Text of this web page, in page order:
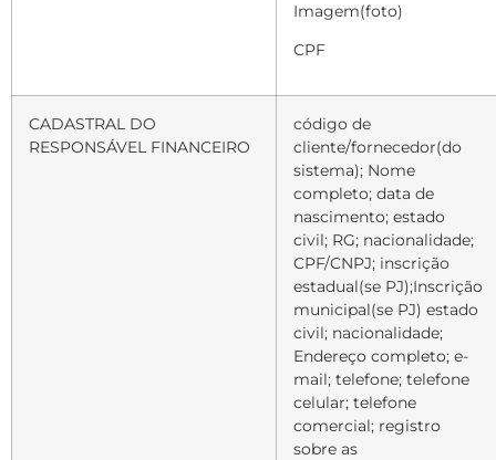
Imagem(foto)
CPF
CADASTRAL DO
RESPONSÁVEL FINANCEIRO
código de
cliente/fornecedor(do
sistema); Nome
completo; data de
nascimento; estado
civil; RG; nacionalidade;
CPF/CNPJ; inscrição
estadual(se PJ);Inscrição
municipal(se PJ) estado
civil; nacionalidade;
Endereço completo; e-
mail; telefone; telefone
celular; telefone
comercial; registro
sobre as